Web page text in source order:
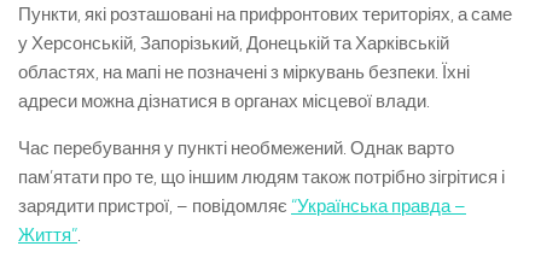
Пункти, які розташовані на прифронтових територіях, а саме
у Херсонській, Запорізький, Донецькій та Харківській
областях, на мапі не позначені з міркувань безпеки. Їхні
адреси можна дізнатися в органах місцевої влади.
Час перебування у пункті необмежений. Однак варто
пам’ятати про те, що іншим людям також потрібно зігрітися і
зарядити пристрої, – повідомляє “Українська правда –
Життя”.